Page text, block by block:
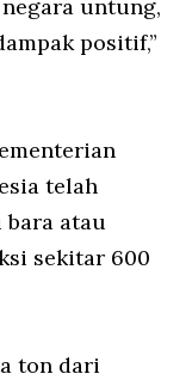
untung,
positif,”
telah
atau
sekitar 600
ton dari